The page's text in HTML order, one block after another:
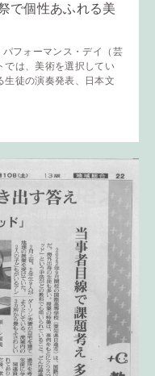
で個性あふれる美
フォーマンス・デイ（芸
では、美術を選択してい
生徒の演奏発表、日本文